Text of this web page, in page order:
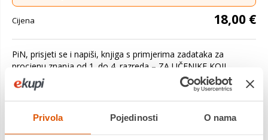
Privola Pojedinosti O nama
Cijena 18,00 €
PiN, prisjeti se i napiši, knjiga s primjerima zadataka za
procjenu znanja od 1. do 4. razreda – ZA UČENIKE KOJI
USKORO PRISTUPAJU NACIONALNIM ISPITIMA. Za
jednostavno ponavljanje i vježbanje P...
Saznaj više
Dostavljamo već od
20.08.2026
Platite gotovinom pri preuzimanju, Internet bankarstvom, karticama